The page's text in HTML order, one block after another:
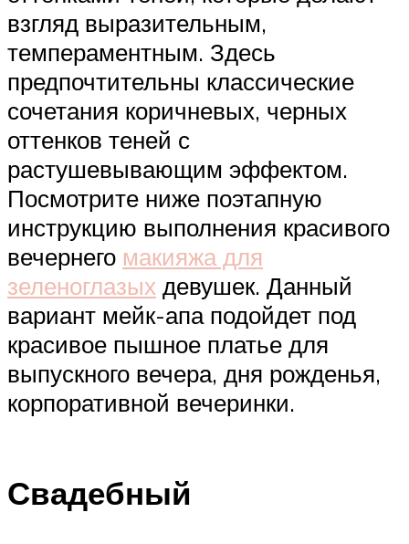
взгляд выразительным,
темпераментным. Здесь
предпочтительны классические
сочетания коричневых, черных
оттенков теней с
растушевывающим эффектом.
Посмотрите ниже поэтапную
инструкцию выполнения красивого
вечернего макияжа для
зеленоглазых девушек. Данный
вариант мейк-апа подойдет под
красивое пышное платье для
выпускного вечера, дня рожденья,
корпоративной вечеринки.
Свадебный